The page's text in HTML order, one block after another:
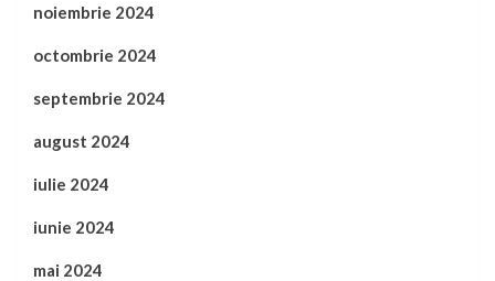
noiembrie 2024
octombrie 2024
septembrie 2024
august 2024
iulie 2024
iunie 2024
mai 2024